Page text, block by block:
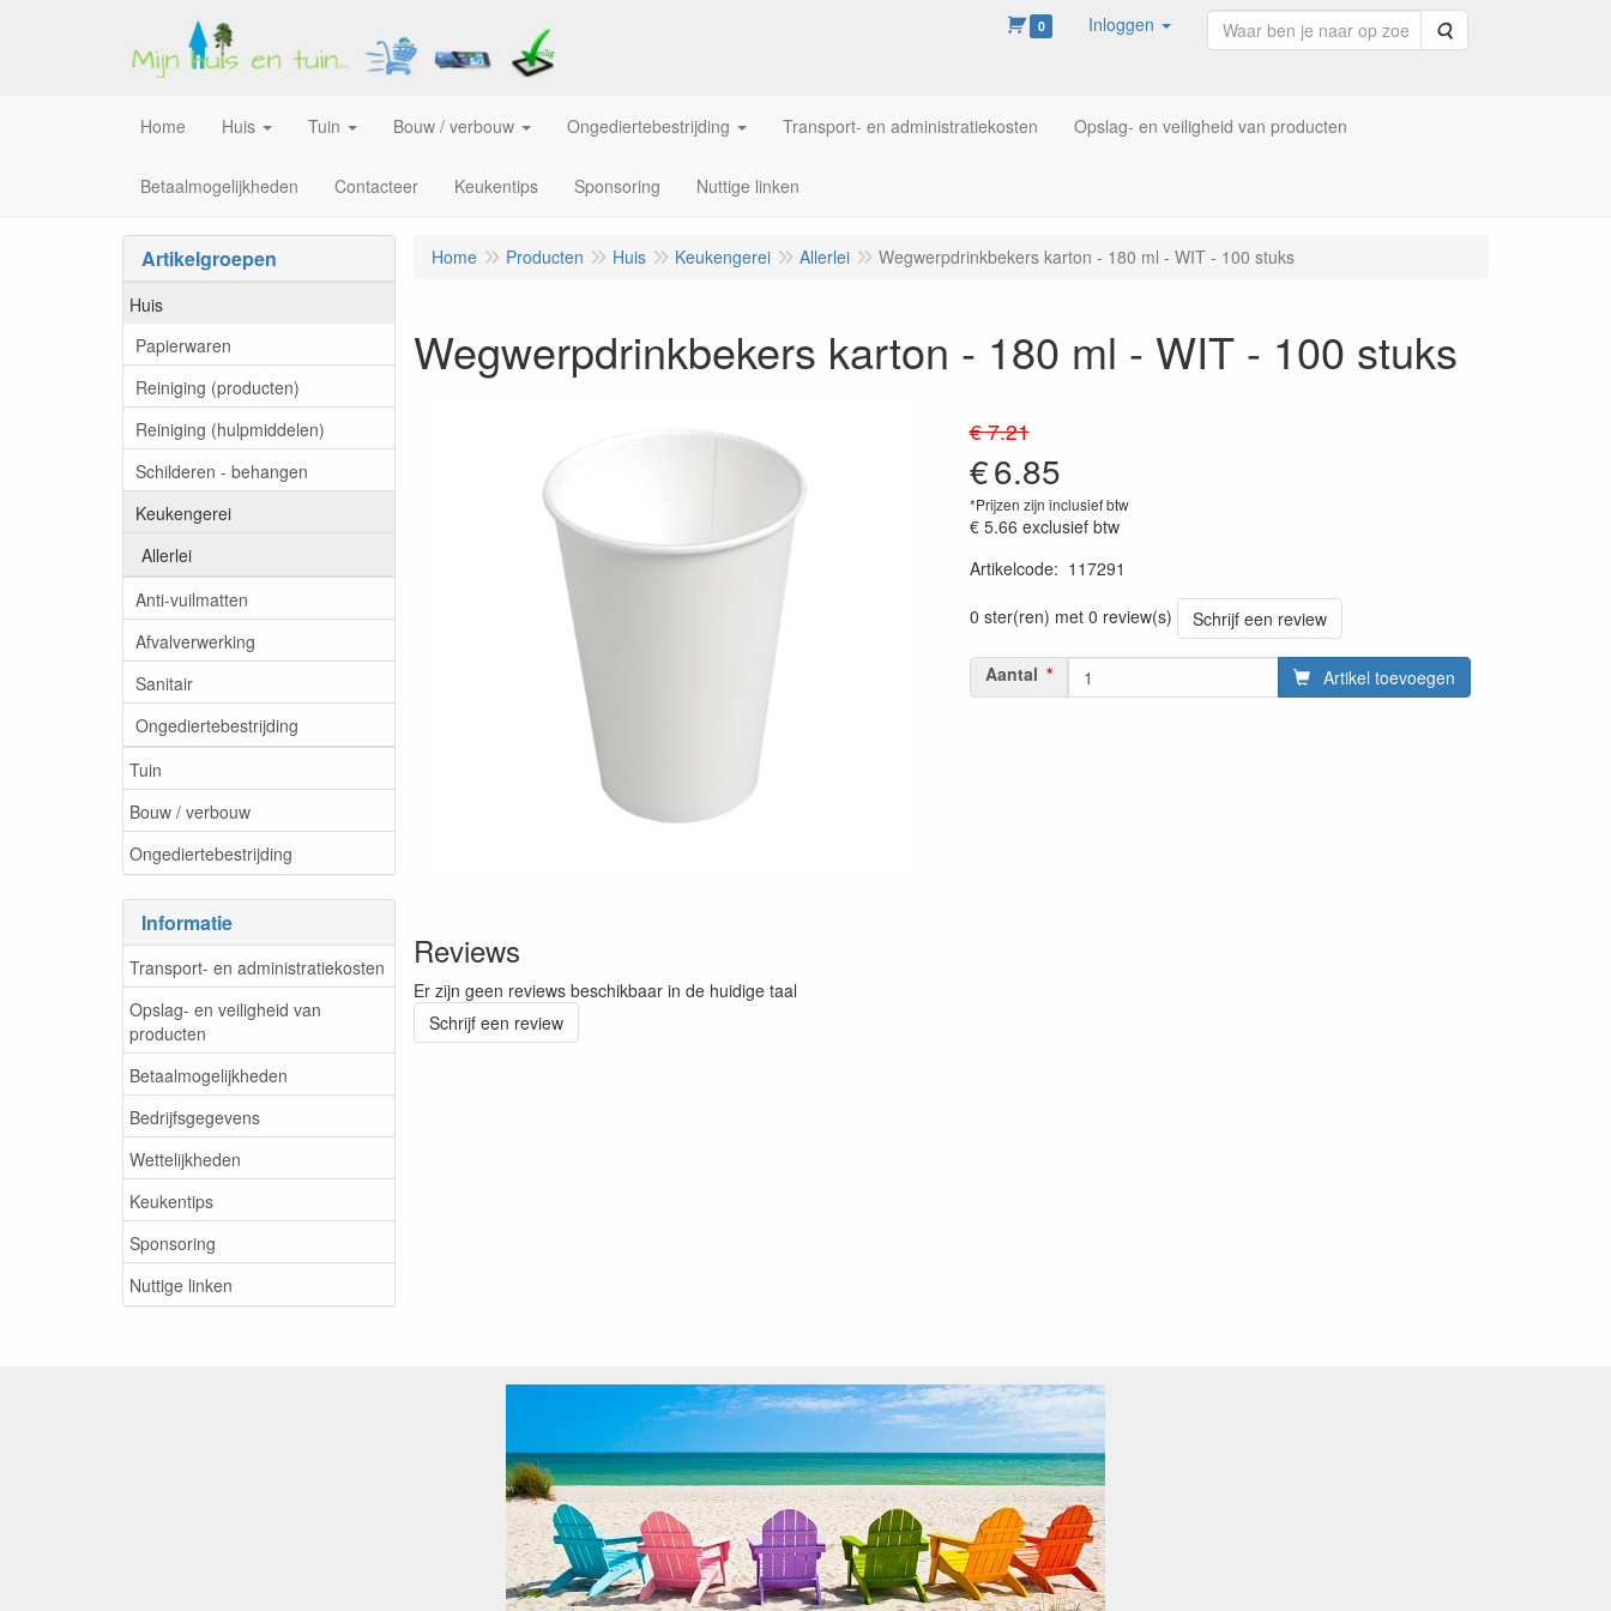
0 Inloggen Zoeken
Home Huis Tuin Bouw / verbouw Ongediertebestrijding Transport- en administratiekosten Opslag- en veiligheid van producten
Betaalmogelijkheden Contacteer Keukentips Sponsoring Nuttige linken
Artikelgroepen
Huis
Papierwaren
Reiniging (producten)
Reiniging (hulpmiddelen)
Schilderen - behangen
Keukengerei
Allerlei
Anti-vuilmatten
Afvalverwerking
Sanitair
Ongediertebestrijding
Tuin
Bouw / verbouw
Ongediertebestrijding
Informatie
Transport- en administratiekosten
Opslag- en veiligheid van
producten
Betaalmogelijkheden
Bedrijfsgegevens
Wettelijkheden
Keukentips
Sponsoring
Nuttige linken
Home Producten Huis Keukengerei Allerlei Wegwerpdrinkbekers karton - 180 ml - WIT - 100 stuks
Wegwerpdrinkbekers karton - 180 ml - WIT - 100 stuks
€ 7.21
€6.85
*Prijzen zijn inclusief btw
€ 5.66 exclusief btw
Artikelcode: 117291
0 ster(ren) met 0 review(s)
Schrijf een review
Aantal Artikel toevoegen
Reviews
Er zijn geen reviews beschikbaar in de huidige taal
Schrijf een review